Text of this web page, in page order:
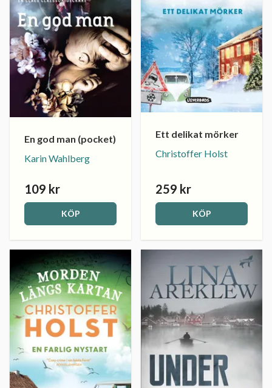
En god man (pocket)
Karin Wahlberg
109 kr
KÖP
Ett delikat mörker
Christoffer Holst
259 kr
KÖP